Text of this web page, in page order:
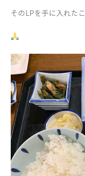
そのLPを手に入れた